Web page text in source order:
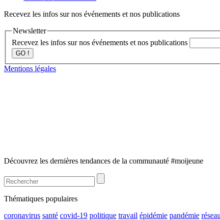
Recevez les infos sur nos événements et nos publications
Newsletter
Recevez les infos sur nos événements et nos publications
GO !
Mentions légales
Découvrez les dernières tendances de la communauté #moijeune
Thématiques populaires
coronavirus santé covid-19 politique travail épidémie pandémie